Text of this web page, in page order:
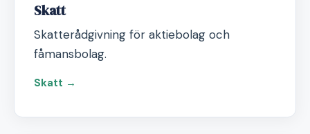
Skatt
Skatterådgivning för aktiebolag och
fåmansbolag.
Skatt →